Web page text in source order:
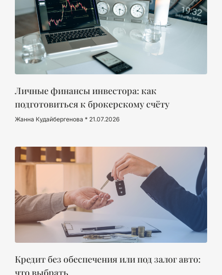
Личные финансы инвестора: как
подготовиться к брокерскому счёту
Жанна Кудайбергенова 21.07.2026
Кредит без обеспечения или под залог авто:
что выбрать